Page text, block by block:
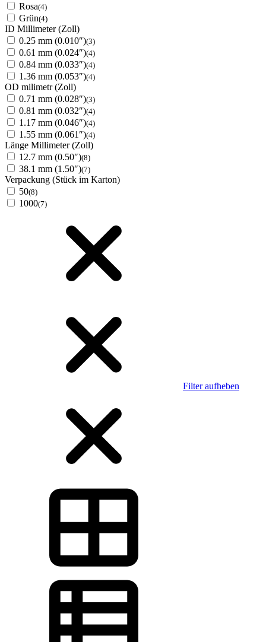
Rosa(4)
Grün(4)
ID Millimeter (Zoll)
0.25 mm (0.010″)(3)
0.61 mm (0.024″)(4)
0.84 mm (0.033″)(4)
1.36 mm (0.053″)(4)
OD milimetr (Zoll)
0.71 mm (0.028″)(3)
0.81 mm (0.032″)(4)
1.17 mm (0.046″)(4)
1.55 mm (0.061″)(4)
Länge Millimeter (Zoll)
12.7 mm (0.50″)(8)
38.1 mm (1.50″)(7)
Verpackung (Stück im Karton)
50(8)
1000(7)
Filter aufheben